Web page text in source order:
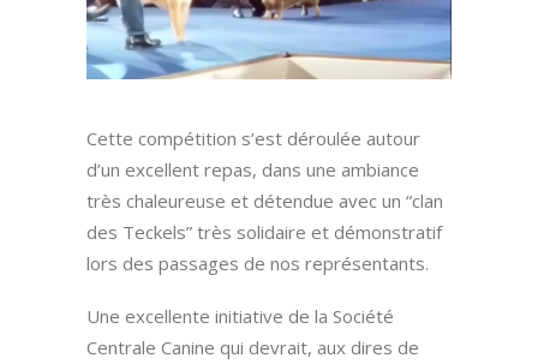
Cette compétition s’est déroulée autour
d’un excellent repas, dans une ambiance
très chaleureuse et détendue avec un “clan
des Teckels” très solidaire et démonstratif
lors des passages de nos représentants.
Une excellente initiative de la Société
Centrale Canine qui devrait, aux dires de